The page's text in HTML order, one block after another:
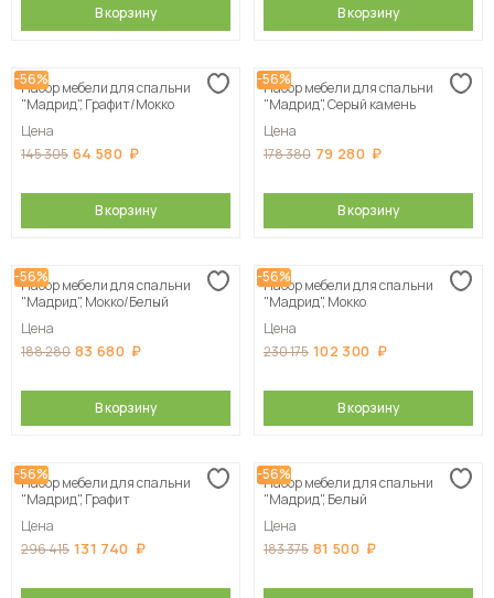
В корзину В корзину
-56%
Набор мебели для спальни
"Мадрид", Графит/Мокко
Цена
145 305 64 580
В корзину
-56%
Набор мебели для спальни
"Мадрид", Серый камень
Цена
178 380 79 280
В корзину
-56%
Набор мебели для спальни
"Мадрид", Мокко/Белый
Цена
188 280 83 680
В корзину
-56%
Набор мебели для спальни
"Мадрид", Мокко
Цена
230 175 102 300
В корзину
-56%
Набор мебели для спальни
"Мадрид", Графит
Цена
296 415 131 740
-56%
Набор мебели для спальни
"Мадрид", Белый
Цена
183 375 81 500